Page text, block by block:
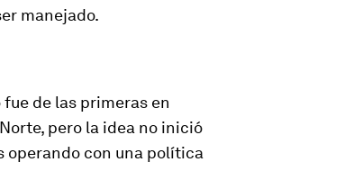
manejado.
fue de las primeras en
pero la idea no inició
operando con una política